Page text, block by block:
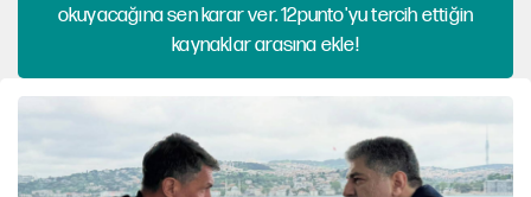
okuyacağına sen karar ver. 12punto'yu tercih ettiğin
kaynaklar arasına ekle!